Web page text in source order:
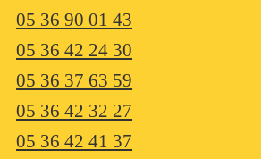
05 36 90 01 43
05 36 42 24 30
05 36 37 63 59
05 36 42 32 27
05 36 42 41 37